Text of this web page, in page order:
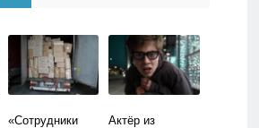
«Сотрудники
Актёр из